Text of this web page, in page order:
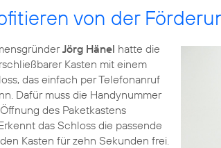
von der
Jörg Hänel hatte die
Kasten mit einem
das einfach per Telefonanruf
Dafür muss die Handynummer
des Paketkastens
das Schloss die passende
Kasten für zehn Sekunden frei.